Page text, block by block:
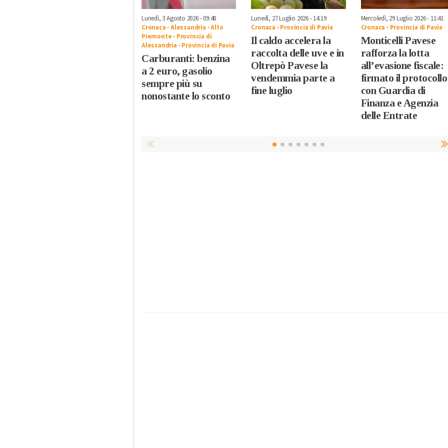
Lunedì, 3 Agosto 2026 - 09:48
Cronaca-Alessandria -Alto
Piemonte- Provincia di
Alessandria -Provincia di Pavia
Carburanti: benzina
a 2 euro, gasolio
sempre più su
nonostante lo sconto
Lunedì, 27 Luglio 2026 - 14:19
Cronaca -Provincia di Pavia
Il caldo accelera la
raccolta delle uve e in
Oltrepò Pavese la
vendemmia parte a
fine luglio
Mercoledì, 29 Luglio 2026 - 11:41
Cronaca - Provincia di Pavia
Monticelli Pavese
rafforza la lotta
all’evasione fiscale:
firmato il protocollo
con Guardia di
Finanza e Agenzia
delle Entrate